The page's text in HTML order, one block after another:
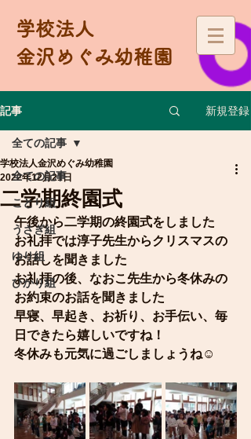
学校法人
金沢めぐみ幼稚園
記事 新規登録
全ての記事
ことり組
うさぎ組
ゆり組
ひかり組
全ての記事
二学期終園式
学校法人金沢めぐみ幼稚園
2022年12月21日
午後から二学期の終園式をしました
お礼拝では淳子先生からクリスマスの
お話しを聞きました
お礼拝の後、なおこ先生から冬休みの
お約束のお話を聞きました
早寝、早起き、お祈り、お手伝い、毎
日できたら嬉しいですね！
冬休みも元気に過ごしましょうね☺